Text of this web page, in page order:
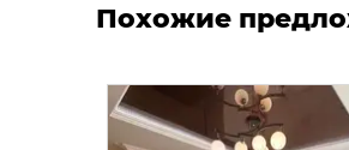
Похожие